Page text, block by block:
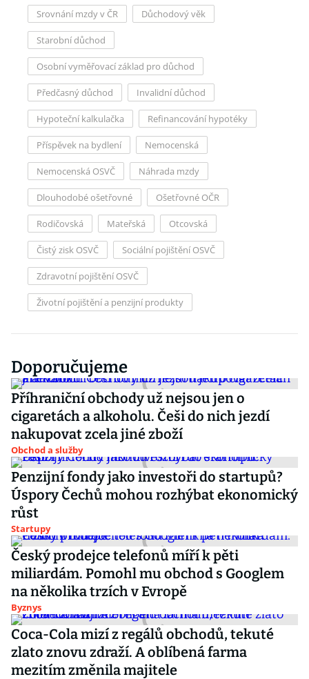
Srovnání mzdy v ČR Důchodový věk
Starobní důchod
Osobní vyměřovací základ pro důchod
Předčasný důchod Invalidní důchod
Hypoteční kalkulačka Refinancování hypotéky
Příspěvek na bydlení Nemocenská
Nemocenská OSVČ Náhrada mzdy
Dlouhodobé ošetřovné Ošetřovné OČR
Rodičovská Mateřská Otcovská
Čistý zisk OSVČ Sociální pojištění OSVČ
Zdravotní pojištění OSVČ
Životní pojištění a penzijní produkty
Doporučujeme
Příhraniční obchody už nejsou jen o
cigaretách a alkoholu. Češi do nich jezdí
nakupovat zcela jiné zboží
Obchod a služby
Penzijní fondy jako investoři do startupů?
Úspory Čechů mohou rozhýbat ekonomický
růst
Startupy
Český prodejce telefonů míří k pěti
miliardám. Pomohl mu obchod s Googlem
na několika trzích v Evropě
Byznys
Coca-Cola mizí z regálů obchodů, tekuté
zlato znovu zdraží. A oblíbená farma
mezitím změnila majitele